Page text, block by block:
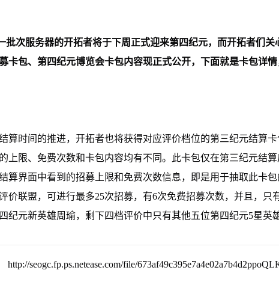
次服务器的开拓者将于下周正式迎来第四纪元，而开拓者们关
卡包、第四纪元博览会卡包内容现正式公开，下面就是卡包详
算时间的推进，开拓者也将获得对应评价档位的第三纪元结算
上限、免费次数和卡包内容均有不同。此卡包仅在第三纪元结
算界面中看到的招募上限和免费次数信息，即是用于抽取此卡
价联盟，可进行最多25次招募，有6次免费招募次数，并且，只
纪元新英雄周瑜，剩下四档评价中只有其他五位第四纪元5星英雄